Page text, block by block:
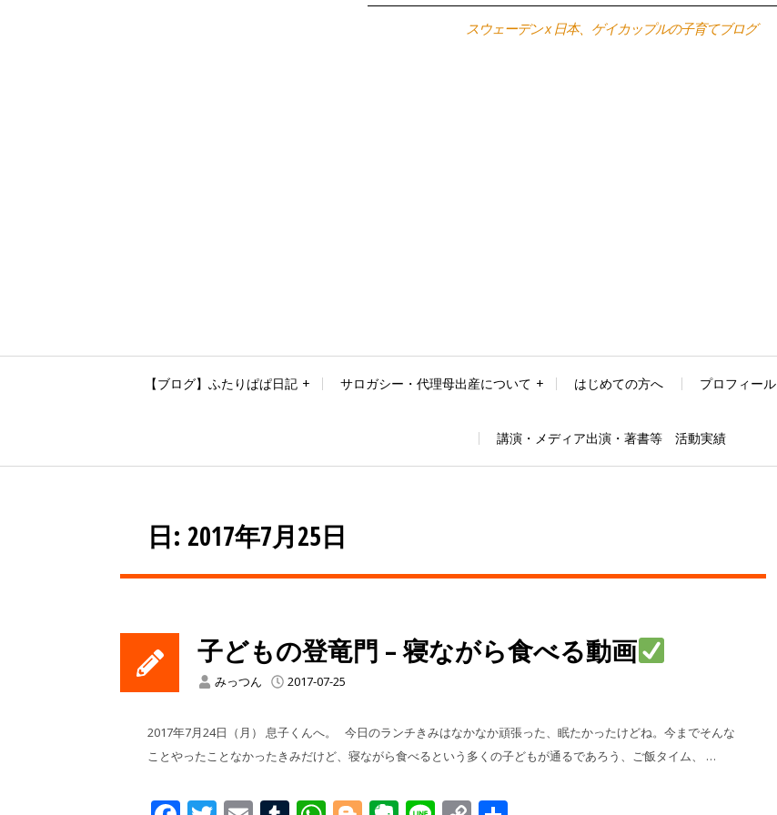
スウェーデン x 日本、ゲイカップルの子育てブログ
【ブログ】ふたりぱぱ日記 サロガシー・代理母出産について はじめての方へ プロフィール
講演・メディア出演・著書等 活動実績
日: 2017年7月25日
子どもの登竜門 – 寝ながら食べる動画
みっつん 2017-07-25
​​2017年7月24日（月） 息子くんへ。 今日のランチきみはなかなか頑張った、眠たかったけどね。今までそんな
ことやったことなかったきみだけど、寝ながら食べるという多くの子どもが通るであろう、ご飯タイム、 …